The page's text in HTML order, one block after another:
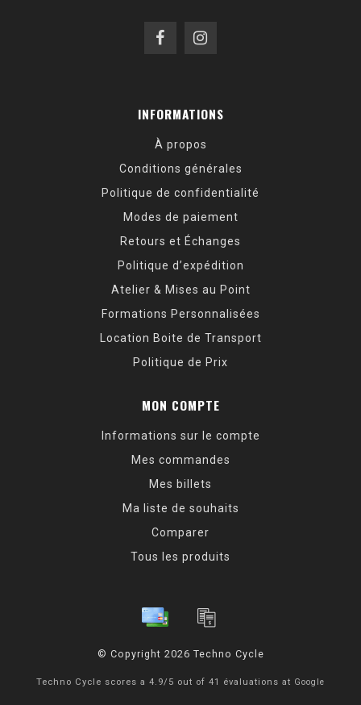
INFORMATIONS
À propos
Conditions générales
Politique de confidentialité
Modes de paiement
Retours et Échanges
Politique d’expédition
Atelier & Mises au Point
Formations Personnalisées
Location Boite de Transport
Politique de Prix
MON COMPTE
Informations sur le compte
Mes commandes
Mes billets
Ma liste de souhaits
Comparer
Tous les produits
© Copyright 2026 Techno Cycle
Techno Cycle scores a 4.9/ 5 out of 41 évaluations at Google